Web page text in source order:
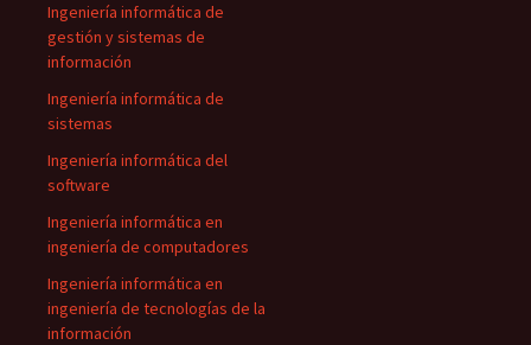
Ingeniería informática de
gestión y sistemas de
información
Ingeniería informática de
sistemas
Ingeniería informática del
software
Ingeniería informática en
ingeniería de computadores
Ingeniería informática en
ingeniería de tecnologías de la
información